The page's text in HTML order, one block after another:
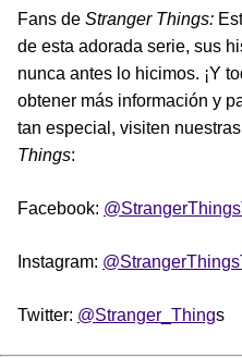
Fans de Stranger Things:
de esta adorada serie, sus
nunca antes lo hicimos. ¡Y
obtener más información y
tan especial, visiten
Things:
Facebook:
Instagram:
Twitter: @Stranger_Things